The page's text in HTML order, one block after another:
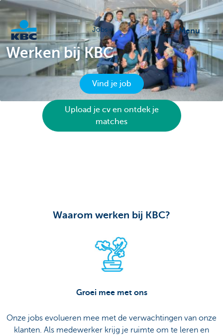
KBC
Jobs menu
Werken bij KBC
Vind je job
Upload je cv en ontdek je
matches
Waarom werken bij KBC?
Groei mee met ons
Onze jobs evolueren mee met de verwachtingen van onze
klanten. Als medewerker krijg je ruimte om te leren en